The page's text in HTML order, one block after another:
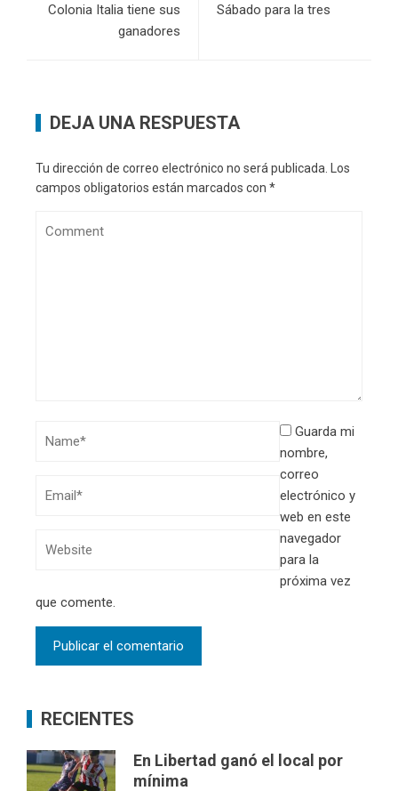
Colonia Italia tiene sus
ganadores
Sábado para la tres
DEJA UNA RESPUESTA
Tu dirección de correo electrónico no será publicada.
Los
campos obligatorios están marcados con *
Guarda mi
nombre,
correo
electrónico y
web en este
navegador
para la
próxima vez
que comente.
RECIENTES
En Libertad ganó el local por
mínima